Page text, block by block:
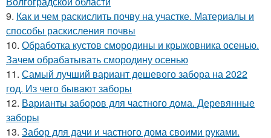
9. Как и чем раскислить почву на участке. Материалы и
способы раскисления почвы
10. Обработка кустов смородины и крыжовника осенью.
Зачем обрабатывать смородину осенью
11. Самый лучший вариант дешевого забора на 2022
год. Из чего бывают заборы
12. Варианты заборов для частного дома. Деревянные
заборы
13. Забор для дачи и частного дома своими руками.